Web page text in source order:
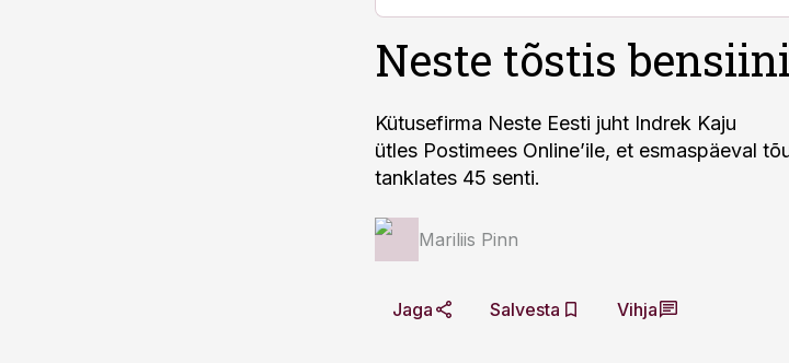
Neste tõstis
Kütusefirma Neste Eesti juht Indrek Kaju
ütles Postimees Online’ile, et esmaspäeval
tanklates 45 senti.
Mariliis Pinn
Jaga Salvesta Vihja